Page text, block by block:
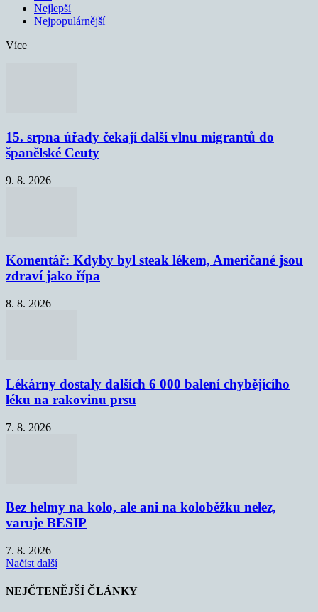
Nejlepší
Nejpopulárnější
Více
15. srpna úřady čekají další vlnu migrantů do
španělské Ceuty
9. 8. 2026
Komentář: Kdyby byl steak lékem, Američané jsou
zdraví jako řípa
8. 8. 2026
Lékárny dostaly dalších 6 000 balení chybějícího
léku na rakovinu prsu
7. 8. 2026
Bez helmy na kolo, ale ani na koloběžku nelez,
varuje BESIP
7. 8. 2026
Načíst další
NEJČTENĚJŠÍ ČLÁNKY